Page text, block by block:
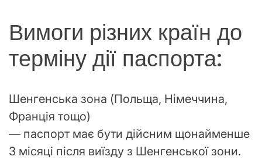
Вимоги різних країн до
терміну дії паспорта:
Шенгенська зона (Польща, Німеччина,
Франція тощо)
— паспорт має бути дійсним щонайменше
3 місяці після виїзду з Шенгенської зони.